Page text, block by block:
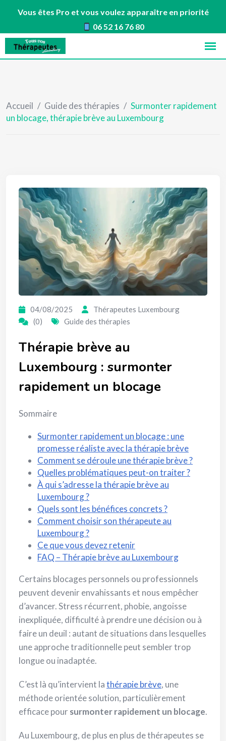
Vous êtes Pro et vous voulez apparaître en priorité
06 52 16 76 80
Skip
content
Accueil / Guide des thérapies / Surmonter rapidement
un blocage, thérapie brève au Luxembourg
04/08/2025
Thérapeutes Luxembourg
(0)
Guide des thérapies
Thérapie brève au
Luxembourg : surmonter
rapidement un blocage
Sommaire
Surmonter rapidement un blocage : une
promesse réaliste avec la thérapie brève
Comment se déroule une thérapie brève ?
Quelles problématiques peut-on traiter ?
À qui s’adresse la thérapie brève au
Luxembourg ?
Quels sont les bénéfices concrets ?
Comment choisir son thérapeute au
Luxembourg ?
Ce que vous devez retenir
FAQ – Thérapie brève au Luxembourg
Certains blocages personnels ou professionnels
peuvent devenir envahissants et nous empêcher
d’avancer. Stress récurrent, phobie, angoisse
inexpliquée, difficulté à prendre une décision ou à
faire un deuil : autant de situations dans lesquelles
une approche traditionnelle peut sembler trop
longue ou inadaptée.
C’est là qu’intervient lathérapie brève, une
méthode orientée solution, particulièrement
efficace poursurmonter rapidement un blocage.
Au Luxembourg, de plus en plus de thérapeutes se